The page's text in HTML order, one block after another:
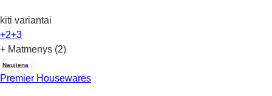
kiti variantai
+2+3
+ Matmenys (2)
Naujiena
Premier Housewares